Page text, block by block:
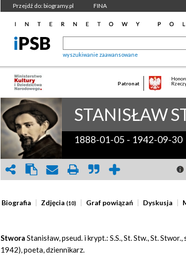
Przejdź do: biogramy.pl FINA
wyszukiwanie zaawansowane
Patronat
STANISŁAW
1888-01-05 - 1942-09-30
Biografia Zdjęcia(10) Graf powiązań Dyskusja
Stwora Stanisław, pseud. i krypt.: S.S., St. Stw., St.
1942), poeta, dziennikarz.